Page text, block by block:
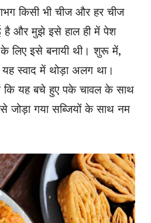
किसी भी चीज और हर चीज
है और मुझे इसे हाल ही में पेश
के लिए इसे बनायी थी। शुरू में,
स्वाद में थोड़ा अलग था।
कि यह बचे हुए पके चावल के साथ
जोड़ा गया सब्जियों के साथ नम